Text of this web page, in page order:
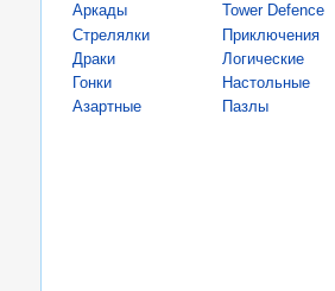
Аркады
Стрелялки
Драки
Гонки
Азартные
Tower Defence
Приключения
Логические
Настольные
Пазлы